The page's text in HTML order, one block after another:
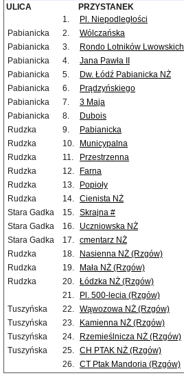
ULICA PRZYSTANEK
1.
Pl. Niepodległości
Pabianicka
2. Wólczańska
Pabianicka
3. Rondo Lotników Lwowskich
Pabianicka
4. Jana Pawła II
Pabianicka
5. Dw. Łódź Pabianicka NŻ
Pabianicka
6. Prądzyńskiego
Pabianicka
7. 3 Maja
Pabianicka
8. Dubois
Rudzka
9. Pabianicka
Rudzka
10. Municypalna
Rudzka
11. Przestrzenna
Rudzka
12. Farna
Rudzka
13. Popioły
Rudzka
14. Cienista NŻ
Stara Gadka
15. Skrajna #
Stara Gadka
16. Uczniowska NŻ
Stara Gadka
17. cmentarz NŻ
Rudzka
18. Nasienna NŻ (Rzgów)
Rudzka
19. Mała NŻ (Rzgów)
Rudzka
20. Łódzka NŻ (Rzgów)
21.
Pl. 500-lecia (Rzgów)
Tuszyńska
22. Wąwozowa NŻ (Rzgów)
Tuszyńska
23. Kamienna NŻ (Rzgów)
Tuszyńska
24. Rzemieślnicza NŻ (Rzgów)
Tuszyńska
25. CH PTAK NŻ (Rzgów)
26. CT Ptak Mandoria (Rzgów)